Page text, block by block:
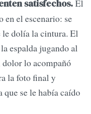
satisfechos.El
en el escenario: se
le dolía la cintura. El
espalda jugando al
lo acompañó
la foto final y
se le había caído